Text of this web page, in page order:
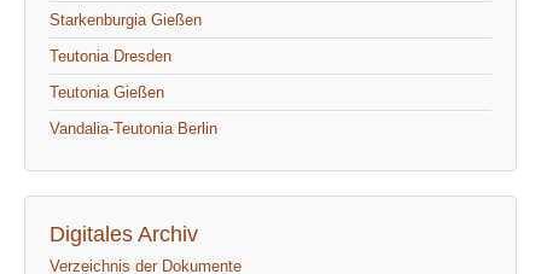
Starkenburgia Gießen
Teutonia Dresden
Teutonia Gießen
Vandalia-Teutonia Berlin
Digitales Archiv
Verzeichnis der Dokumente